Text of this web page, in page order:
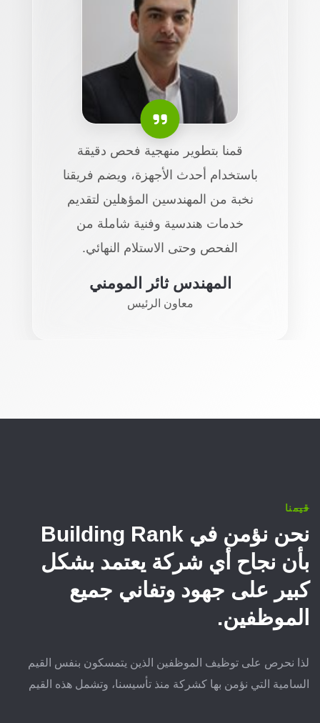
قمنا بتطوير منهجية فحص دقيقة
باستخدام أحدث الأجهزة، ويضم فريقنا
نخبة من المهندسين المؤهلين لتقديم
خدمات هندسية وفنية شاملة من
الفحص وحتى الاستلام النهائي.
المهندس ثائر المومني
معاون الرئيس
قيمنا
نحن نؤمن في Building Rank
بأن نجاح أي شركة يعتمد بشكل
كبير على جهود وتفاني جميع
الموظفين.
لذا نحرص على توظيف الموظفين الذين يتمسكون بنفس القيم
السامية التي نؤمن بها كشركة منذ تأسيسنا، وتشمل هذه القيم